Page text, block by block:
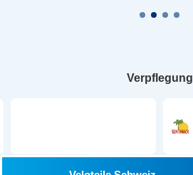
Verpflegung